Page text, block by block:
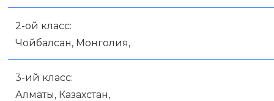
2-ой класс:
Чойбалсан, Монголия,
3-ий класс:
Алматы, Казахстан,